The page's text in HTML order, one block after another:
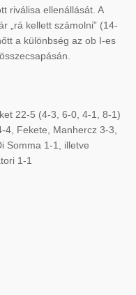
riválisa ellenállását. A
„rá kellett számolni” (14-
a különbség az ob I-es
22-5 (4-3, 6-0, 4-1, 8-1)
4, Fekete, Manhercz 3-3,
Somma 1-1, illetve
1-1